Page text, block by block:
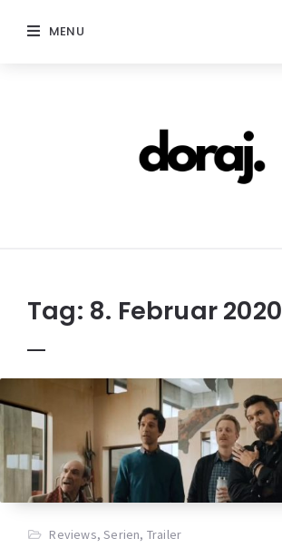
MENU
Tag: 8. Februar 2020
Reviews,Serien, Trailer